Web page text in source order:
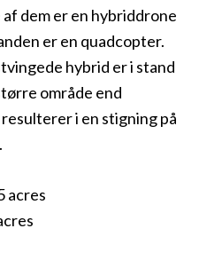
dem er en hybriddrone
er en quadcopter.
hybrid er i stand
område end
i en stigning på
acres